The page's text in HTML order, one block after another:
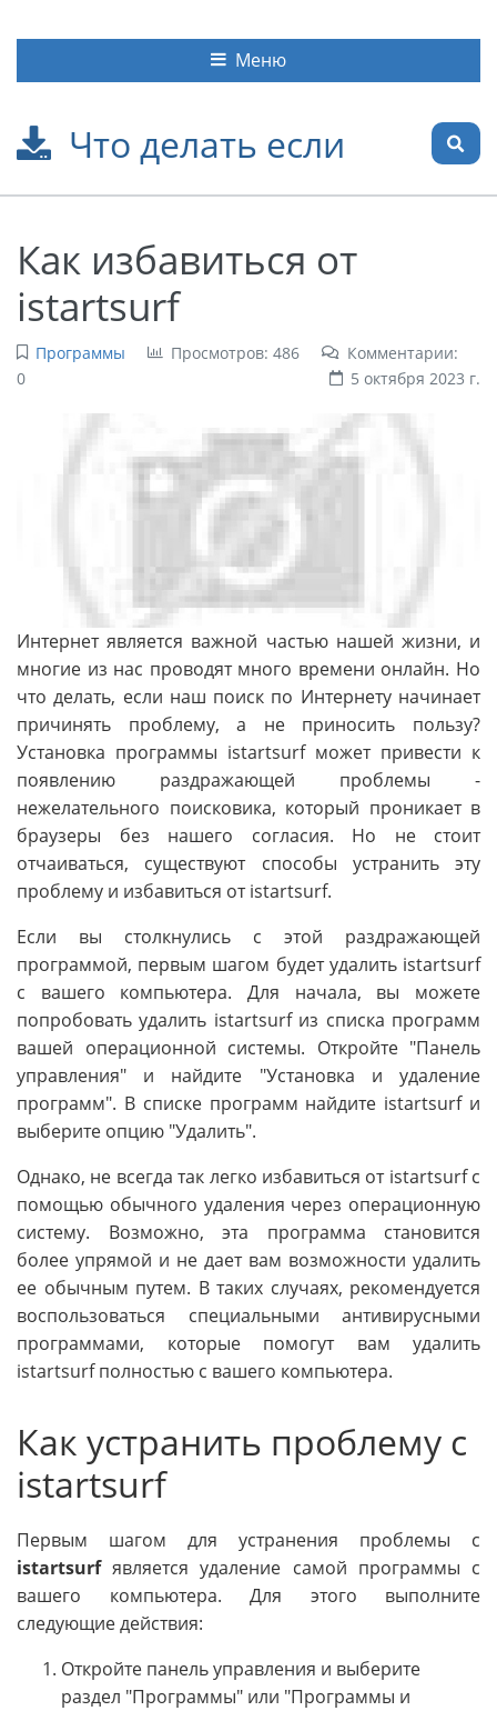
Что делать если
Меню
Как избавиться от
istartsurf
Программы Просмотров: 486
Комментарии:
0
5 октября 2023 г.
Интернет является важной частью нашей жизни, и
многие из нас проводят много времени онлайн. Но
что делать, если наш поиск по Интернету начинает
причинять проблему, а не приносить пользу?
Установка программы istartsurf может привести к
появлению раздражающей проблемы -
нежелательного поисковика, который проникает в
браузеры без нашего согласия. Но не стоит
отчаиваться, существуют способы устранить эту
проблему и избавиться от istartsurf.
Если вы столкнулись с этой раздражающей
программой, первым шагом будет удалить istartsurf
с вашего компьютера. Для начала, вы можете
попробовать удалить istartsurf из списка программ
вашей операционной системы. Откройте "Панель
управления" и найдите "Установка и удаление
программ". В списке программ найдите istartsurf и
выберите опцию "Удалить".
Однако, не всегда так легко избавиться от istartsurf с
помощью обычного удаления через операционную
систему. Возможно, эта программа становится
более упрямой и не дает вам возможности удалить
ее обычным путем. В таких случаях, рекомендуется
воспользоваться специальными антивирусными
программами, которые помогут вам удалить
istartsurf полностью с вашего компьютера.
Как устранить проблему с
istartsurf
Первым шагом для устранения проблемы с
istartsurfявляется удаление самой программы с
вашего компьютера. Для этого выполните
следующие действия:
Откройте панель управления и выберите
раздел "Программы" или "Программы и